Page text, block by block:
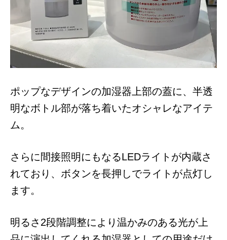
ポップなデザインの加湿器上部の蓋に、半透
明なボトル部が落ち着いたオシャレなアイテ
ム。
さらに間接照明にもなるLEDライトが内蔵さ
れており、ボタンを長押しでライトが点灯し
ます。
明るさ2段階調整により温かみのある光が上